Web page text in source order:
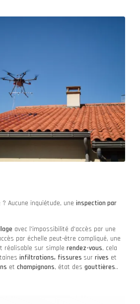
Aucune inquiétude, une inspection par
avec l'impossibilité d'accès par une
par échelle peut-être compliqué, une
réalisable sur simple rendez-vous, cela
infiltrations, fissures sur rives et
et champignons, état des gouttières..